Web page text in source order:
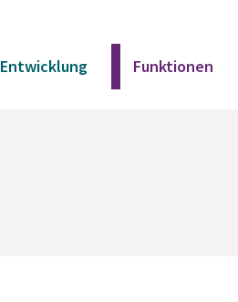
Entwicklung Funktionen